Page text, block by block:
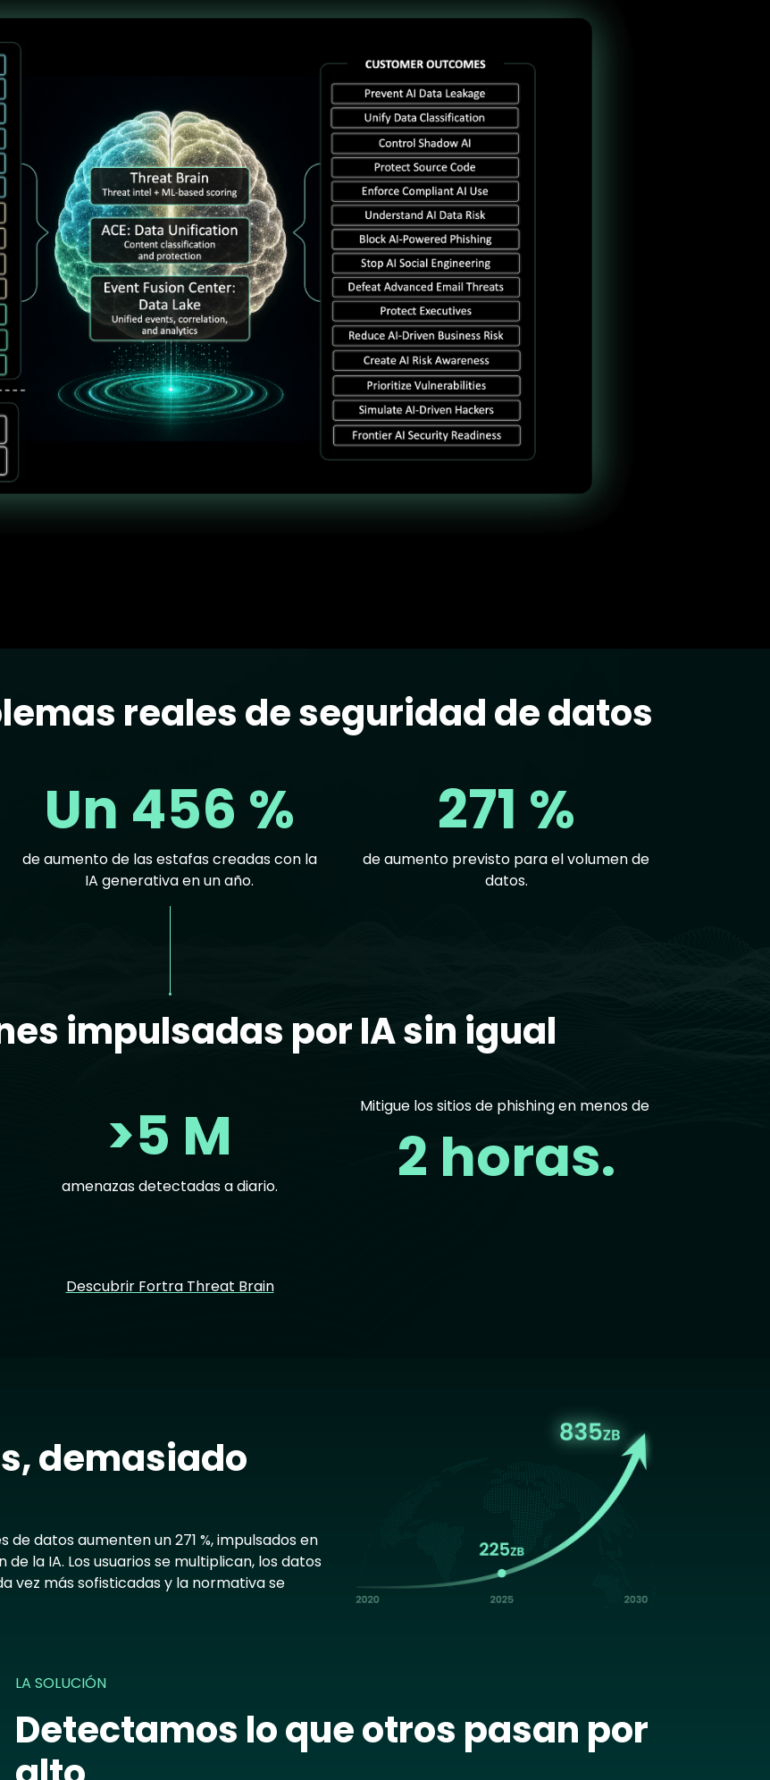
reales de seguridad de datos
Un 456 %
de aumento de las estafas creadas con la
IA generativa en un año.
271 %
de aumento previsto para el volumen de
datos.
impulsadas por IA sin igual
>5 M
amenazas detectadas a diario.
Mitigue los sitios de phishing en menos de
2 horas.
Descubrir Fortra Threat Brain
demasiado
de datos aumenten un 271 %, impulsados en
la IA. Los usuarios se multiplican, los datos
vez más sofisticadas y la normativa se
LA SOLUCIÓN
Detectamos lo que otros pasan por